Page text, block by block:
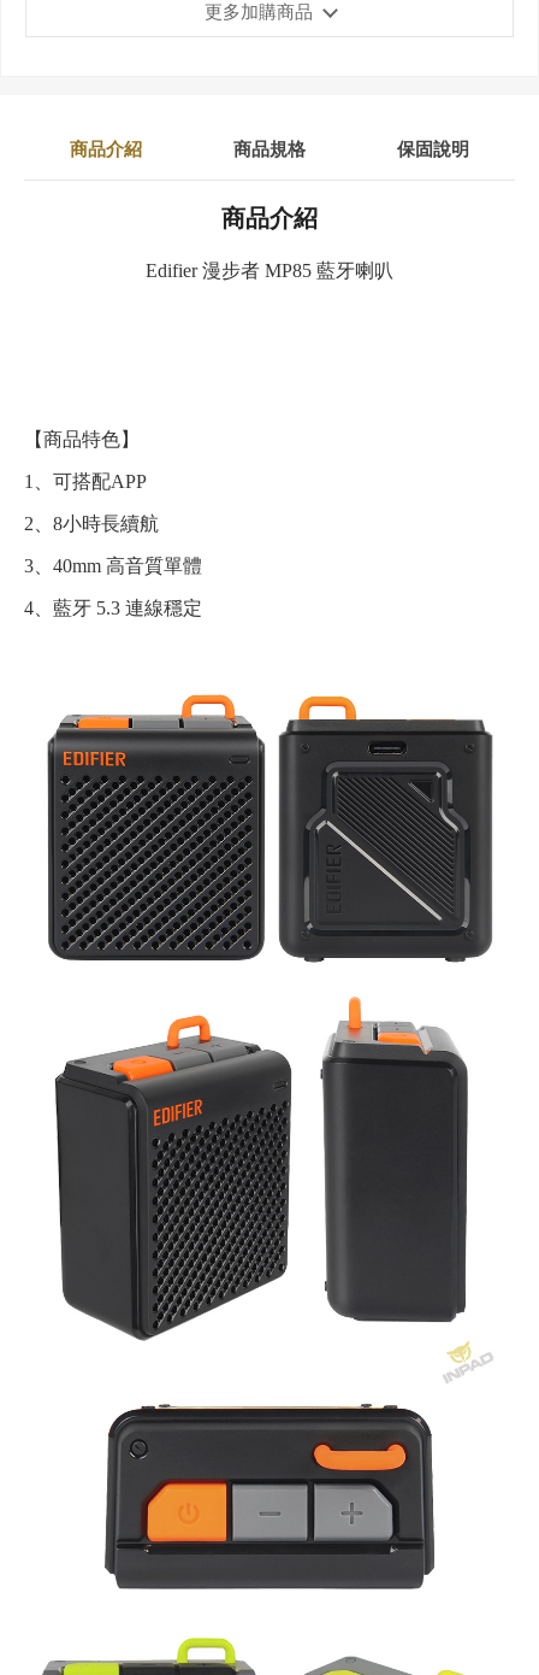
更多加購商品
商品介紹 商品規格 保固說明
商品介紹
Edifier 漫步者 MP85 藍牙喇叭
【商品特色】
1、可搭配APP
2、8小時長續航
3、40mm 高音質單體
4、藍牙 5.3 連線穩定